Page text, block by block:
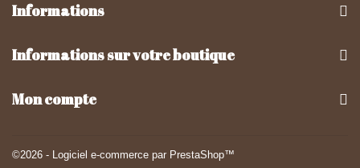
Informations
©2026 - Logiciel e-commerce par PrestaShop™
Informations sur votre boutique
Mon compte